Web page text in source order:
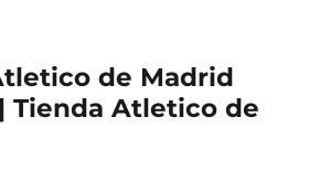
de Madrid
Tienda Atletico de